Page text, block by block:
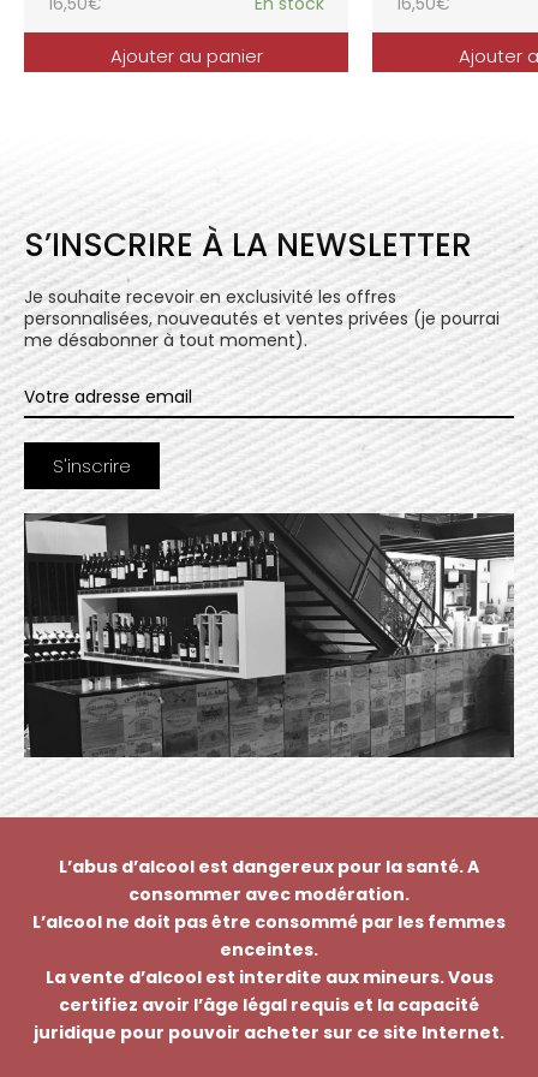
Ajouter au panier Ajouter
S’INSCRIRE À LA NEWSLETTER
Je souhaite recevoir en exclusivité les offres
personnalisées, nouveautés et ventes privées (je pourrai
me désabonner à tout moment).
L’abus d’alcool est dangereux pour la santé. A
consommer avec modération.
L’alcool ne doit pas être consommé par les femmes
enceintes.
La vente d’alcool est interdite aux mineurs. Vous
certifiez avoir l’âge légal requis et la capacité
juridique pour pouvoir acheter sur ce site Internet.